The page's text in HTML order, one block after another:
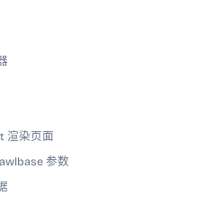
渲染页面
参数